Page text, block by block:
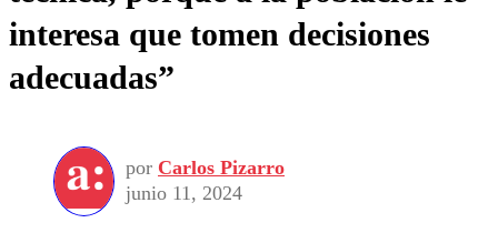
interesa que tomen decisiones
adecuadas”
por Carlos Pizarro
junio 11, 2024